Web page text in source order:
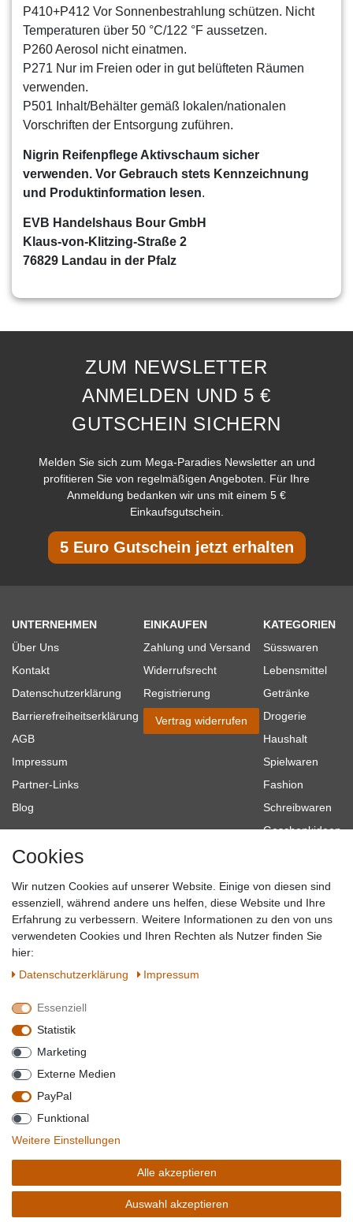
P410+P412 Vor Sonnenbestrahlung schützen. Nicht
Temperaturen über 50 °C/122 °F aussetzen.
P260 Aerosol nicht einatmen.
P271 Nur im Freien oder in gut belüfteten Räumen
verwenden.
P501 Inhalt/Behälter gemäß lokalen/nationalen
Vorschriften der Entsorgung zuführen.
Nigrin Reifenpflege Aktivschaum sicher
verwenden. Vor Gebrauch stets Kennzeichnung
und Produktinformation lesen.
EVB Handelshaus Bour GmbH
Klaus-von-Klitzing-Straße 2
76829 Landau in der Pfalz
ZUM NEWSLETTER
ANMELDEN UND 5 €
GUTSCHEIN SICHERN
Melden Sie sich zum Mega-Paradies Newsletter an und
profitieren Sie von regelmäßigen Angeboten. Für Ihre
Anmeldung bedanken wir uns mit einem 5 €
Einkaufsgutschein.
5 Euro Gutschein jetzt erhalten
UNTERNEHMEN
Über Uns
Kontakt
Datenschutzerklärung
Barrierefreiheitserklärung
AGB
Impressum
Partner-Links
Blog
EINKAUFEN
Zahlung und Versand
Widerrufsrecht
Registrierung
Vertrag widerrufen
KATEGORIEN
Süsswaren
Lebensmittel
Getränke
Drogerie
Haushalt
Spielwaren
Fashion
Schreibwaren
Geschenkideen
Topmarken
SICHER EINKAUFEN
QUALITÄT
WIR AKZEPTIEREN
*Alle Preise verstehen sich inkl. MwSt. zzgl. Versandkosten. **Gilt für Lieferungen
innerhalb deutschlands, Lieferzeiten für andere Länder entnehmen Sie bitte der
Schaltfäche mit denVersandinformationen. *** Bei den ausgewiesenen Versandkosten
handelt es sich um die StandardVersandkostenfür Deutschland, diese ändern sich je
nach Auswahl Ihres Lieferlandes.
Copyright 2020 © Mega-Paradies GmbH | Alle Rechte vorbehalten.
Cookies
Wir nutzen Cookies auf unserer Website. Einige von diesen sind
essenziell, während andere uns helfen, diese Website und Ihre
Erfahrung zu verbessern. Weitere Informationen zu den von uns
verwendeten Cookies und Ihren Rechten als Nutzer finden Sie
hier:
Daten­schutz­erklärung
Impressum
Essenziell
Statistik
Marketing
Externe Medien
PayPal
Funktional
Weitere Einstellungen
Alle akzeptieren
Auswahl akzeptieren